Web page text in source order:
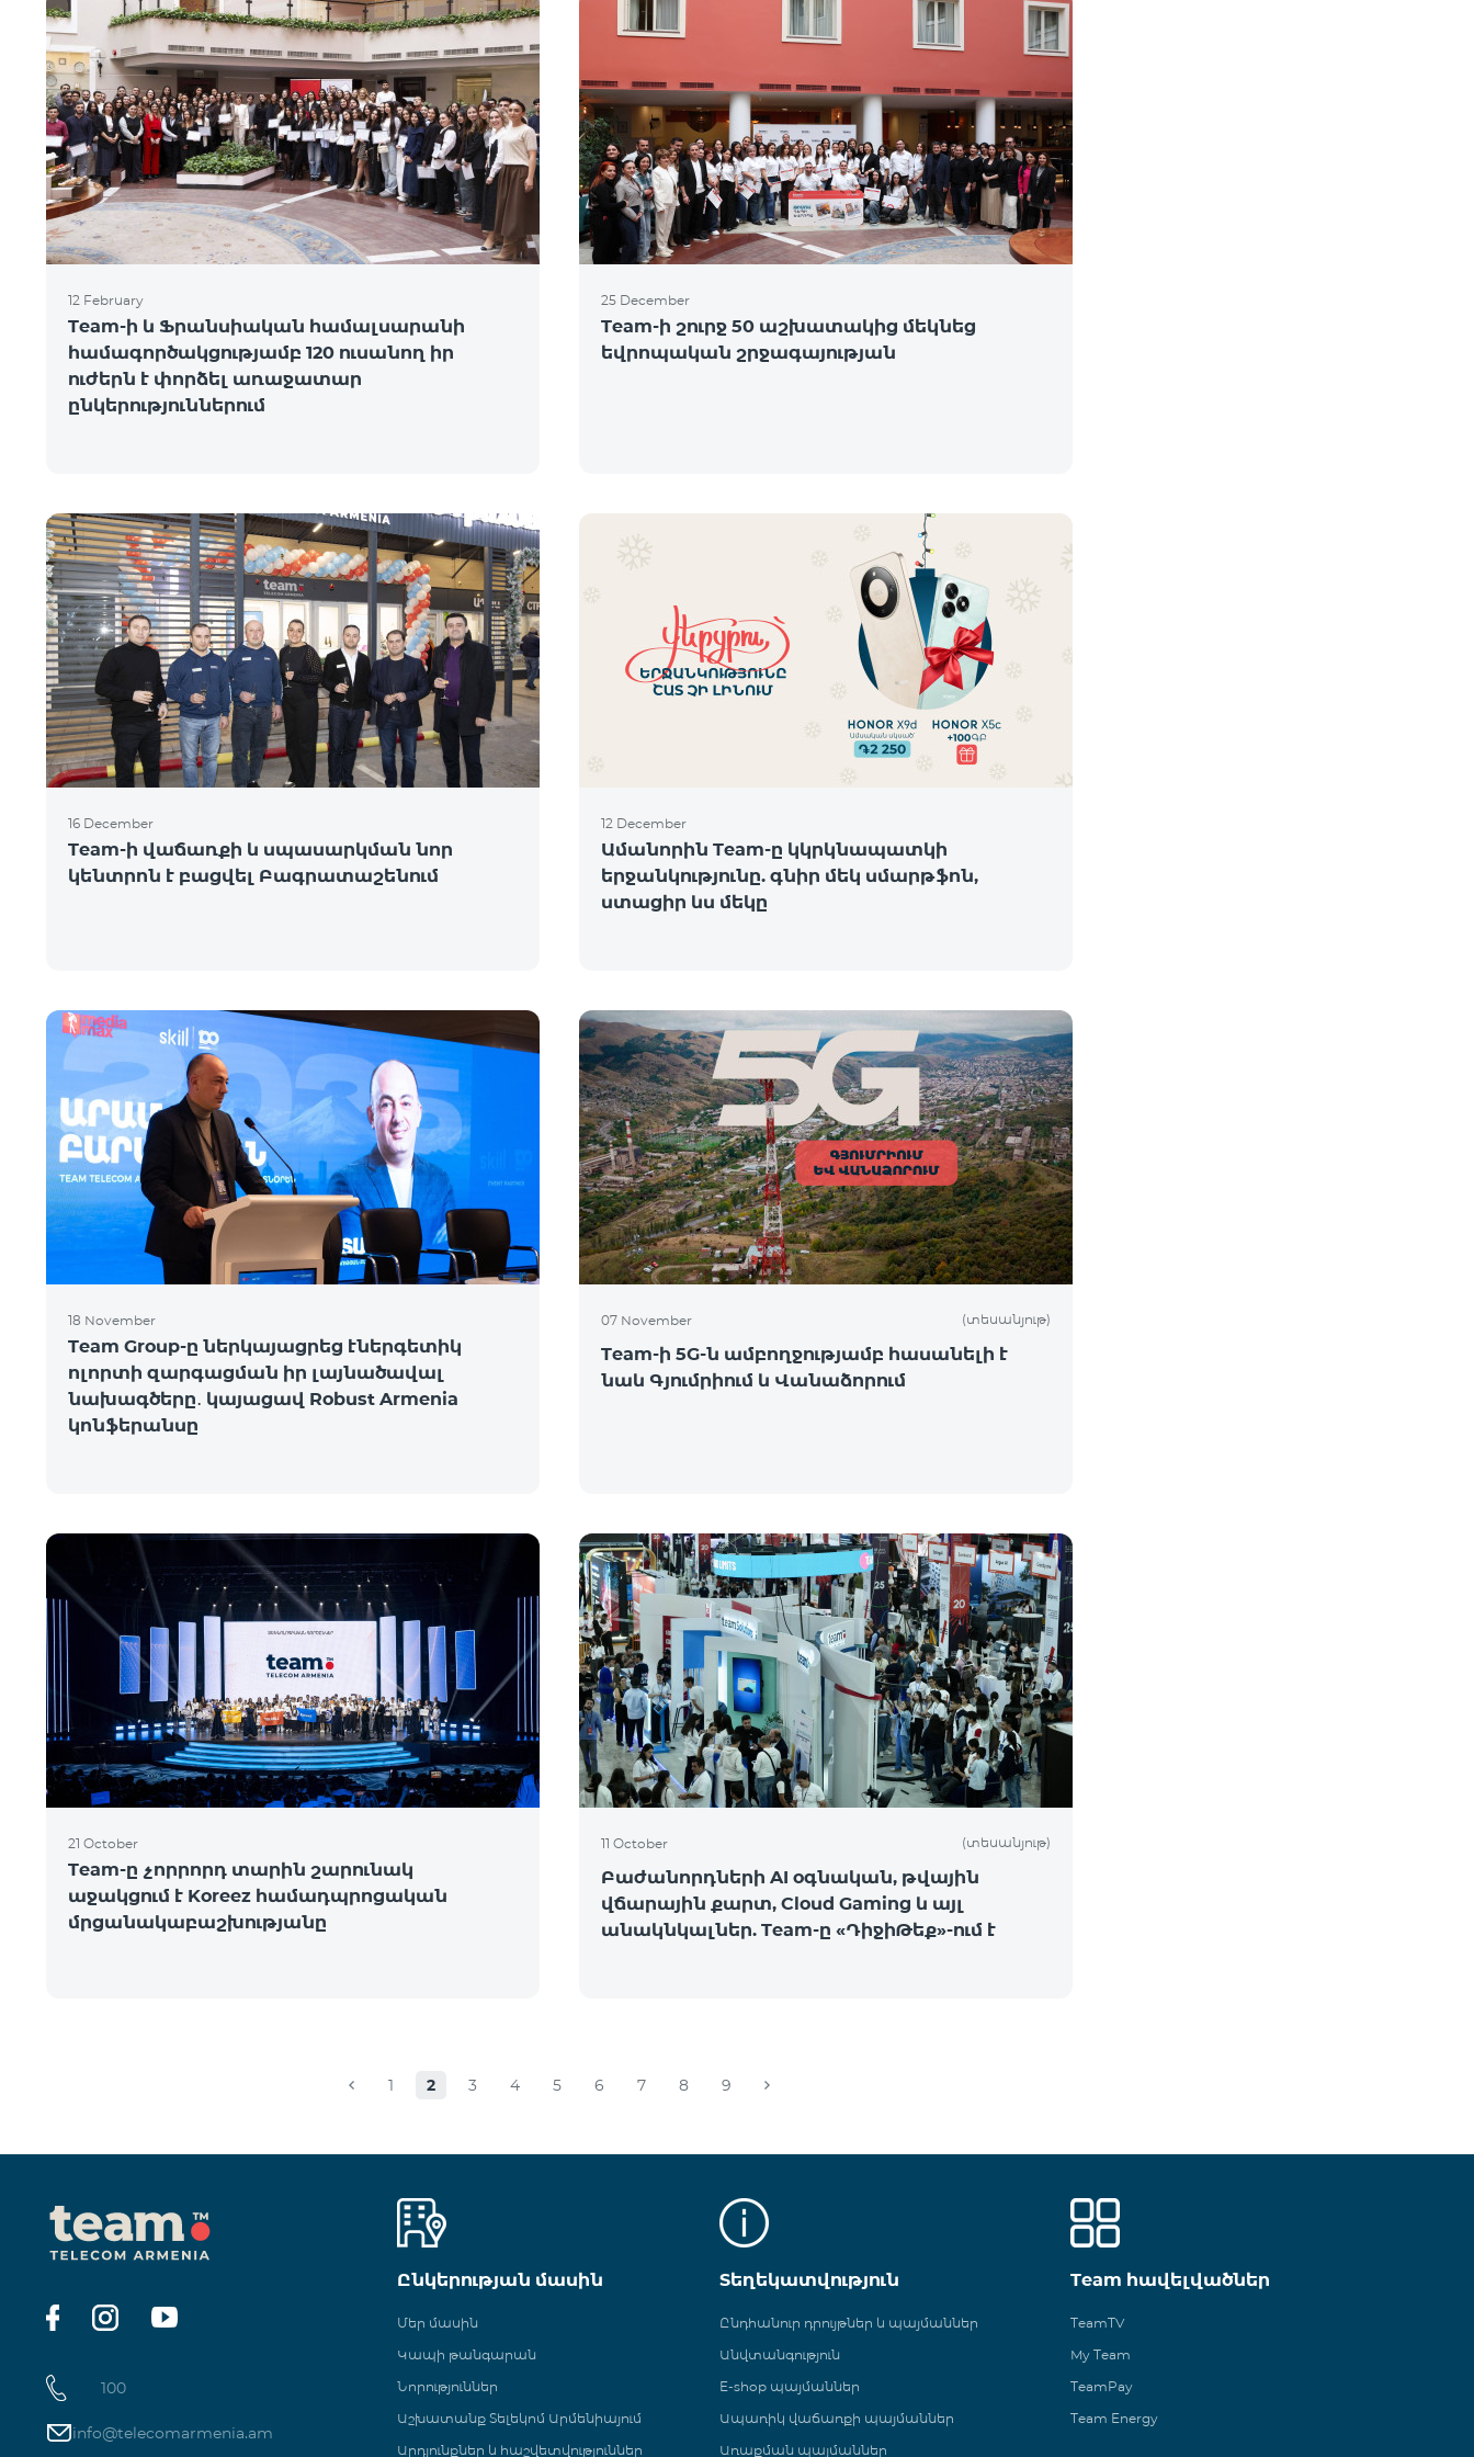
12 February
Team-ի և Ֆրանսիական համալսարանի
համագործակցությամբ 120 ուսանող իր
ուժերն է փորձել առաջատար
ընկերություններում
25 December
Team-ի շուրջ 50 աշխատակից մեկնեց
եվրոպական շրջագայության
16 December
Team-ի վաճառքի և սպասարկման նոր
կենտրոն է բացվել Բագրատաշենում
12 December
Ամանորին Team-ը կկրկնապատկի
երջանկությունը. գնիր մեկ սմարթֆոն,
ստացիր ևս մեկը
18 November
Team Group-ը ներկայացրեց էներգետիկ
ոլորտի զարգացման իր լայնածավալ
նախագծերը․ կայացավ Robust Armenia
կոնֆերանսը
07 November (տեսանյութ)
Team-ի 5G-ն ամբողջությամբ հասանելի է
նաև Գյումրիում և Վանաձորում
21 October
Team-ը չորրորդ տարին շարունակ
աջակցում է Koreez համադպրոցական
մրցանակաբաշխությանը
11 October (տեսանյութ)
Բաժանորդների AI օգնական, թվային
վճարային քարտ, Cloud Gaming և այլ
անակնկալներ. Team-ը «ԴիջիԹեք»-ում է
1 2 3 4 5 6 7 8 9
100
info@telecomarmenia.am
Ընկերության մասին
Մեր մասին
Կապի թանգարան
Նորություններ
Աշխատանք Տելեկոմ Արմենիայում
Արդյունքներ և հաշվետվություններ
Տեղեկատվություն
Ընդհանուր դրույթներ և պայմաններ
Անվտանգություն
E-shop պայմաններ
Ապառիկ վաճառքի պայմաններ
Առաքման պայմաններ
Team հավելվածներ
TeamTV
My Team
TeamPay
Team Energy